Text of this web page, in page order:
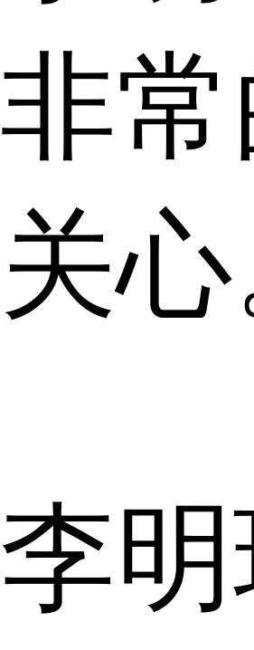
非
关心
李